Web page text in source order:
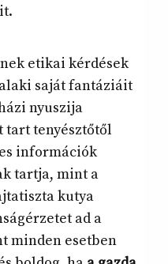
etikai kérdések
saját fantáziáit
nyuszija
tart tenyésztőtől
információk
tartja, mint a
kutya
ad a
minden esetben